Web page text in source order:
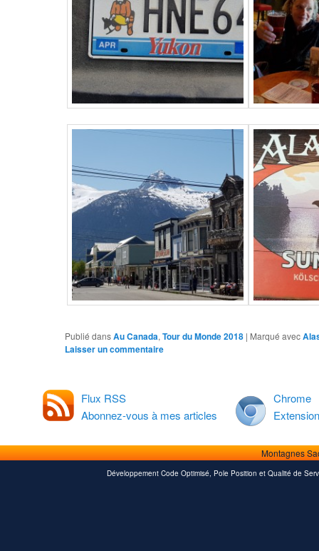
Publié dansAu Canada,Tour du Monde 2018 | Marqué avec
Laisser un commentaire
Flux RSS
Abonnez-vous à mes articles
Chrome
Montagnes
Développement Code Optimisé, Pole Position et Qualité de